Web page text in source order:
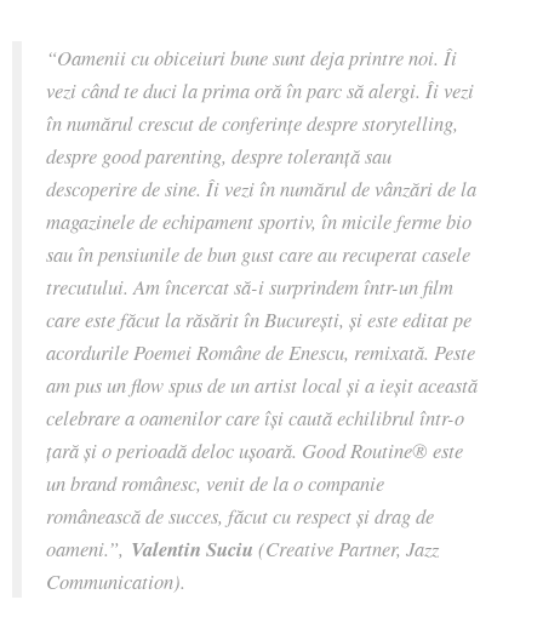
“Oamenii cu obiceiuri bune sunt deja printre noi. Îi
vezi când te duci la prima oră în parc să alergi. Îi vezi
în numărul crescut de conferințe despre storytelling,
despre good parenting, despre toleranță sau
descoperire de sine. Îi vezi în numărul de vânzări de la
magazinele de echipament sportiv, în micile ferme bio
sau în pensiunile de bun gust care au recuperat casele
trecutului. Am încercat să-i surprindem într-un film
care este făcut la răsărit în București, și este editat pe
acordurile Poemei Române de Enescu, remixată. Peste
am pus un flow spus de un artist local și a ieșit această
celebrare a oamenilor care își caută echilibrul într-o
țară și o perioadă deloc ușoară. Good Routine® este
un brand românesc, venit de la o companie
românească de succes, făcut cu respect și drag de
oameni.”, Valentin Suciu (Creative Partner, Jazz
Communication).